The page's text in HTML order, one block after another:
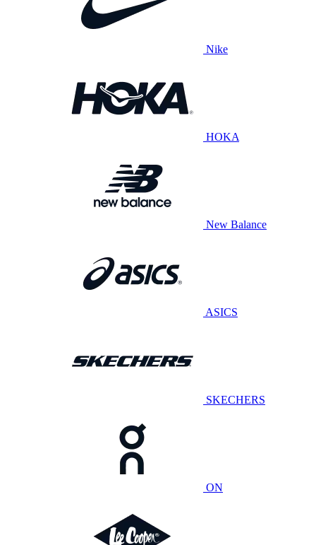
Nike
HOKA
New Balance
ASICS
SKECHERS
ON